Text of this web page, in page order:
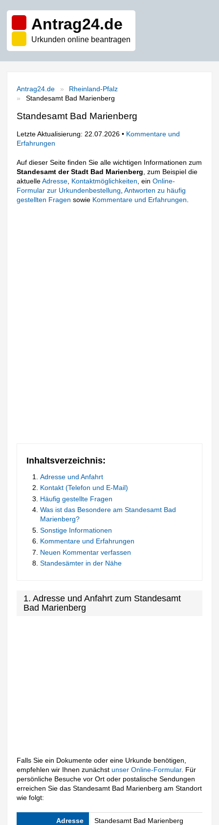
Antrag24.de
Urkunden online beantragen
Antrag24.de
Rheinland-Pfalz
Standesamt Bad Marienberg
Standesamt Bad Marienberg
Letzte Aktualisierung: 22.07.2026 • Kommentare und
Erfahrungen
Auf dieser Seite finden Sie alle wichtigen Informationen zum
Standesamt der Stadt Bad Marienberg , zum Beispiel die
aktuelleAdresse Kontaktmöglichkeiten , einOnline-
Formular zur Urkundenbestellung ,Antworten zu häufig
gestellten Fragen sowie Kommentare und Erfahrungen
Inhaltsverzeichnis:
Adresse und Anfahrt
Kontakt (Telefon und E-Mail)
Häufig gestellte Fragen
Was ist das Besondere am Standesamt Bad
Marienberg?
Sonstige Informationen
Kommentare und Erfahrungen
Neuen Kommentar verfassen
Standesämter in der Nähe
1. Adresse und Anfahrt zum Standesamt
Bad Marienberg
Falls Sie ein Dokumente oder eine Urkunde benötigen,
empfehlen wir Ihnen zunächstunser Online-Formular. Für
persönliche Besuche vor Ort oder postalische Sendungen
erreichen Sie das Standesamt Bad Marienberg am Standort
wie folgt:
Adresse Standesamt Bad Marienberg